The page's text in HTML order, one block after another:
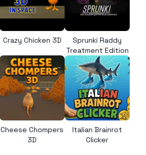
Crazy Chicken 3D
Sprunki Raddy
Treatment Edition
Cheese Chompers
3D
Italian Brainrot
Clicker